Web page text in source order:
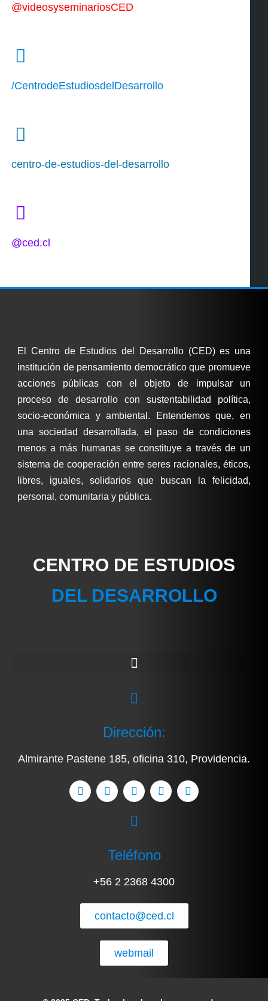
@videosyseminariosCED
/CentrodeEstudiosdelDesarrollo
centro-de-estudios-del-desarrollo
@ced.cl
El Centro de Estudios del Desarrollo (CED) es una
institución de pensamiento democrático que promueve
acciones públicas con el objeto de impulsar un
proceso de desarrollo con sustentabilidad política,
socio-económica y ambiental. Entendemos que, en
una sociedad desarrollada, el paso de condiciones
menos a más humanas se constituye a través de un
sistema de cooperación entre seres racionales, éticos,
libres, iguales, solidarios que buscan la felicidad,
personal, comunitaria y pública.
CENTRO DE ESTUDIOS
DEL DESARROLLO
Dirección:
Almirante Pastene 185, oficina 310, Providencia.
Teléfono
+56 2 2368 4300
contacto@ced.cl
webmail